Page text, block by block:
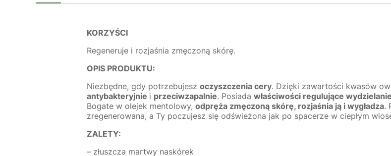
KORZYŚCI
Regeneruje i rozjaśnia zmęczoną skórę.
OPIS PRODUKTU:
Niezbędne, gdy potrzebujesz oczyszczenia cery. Dzięki zawartości kwasów
antybakteryjnie i przeciwzapalnie. Posiada właściwości regulujące
Bogate w olejek mentolowy, odpręża zmęczoną skórę, rozjaśnia ją i wygładza.
zregenerowana, a Ty poczujesz się odświeżona jak po spacerze w ciepłym
ZALETY:
– złuszcza martwy naskórek